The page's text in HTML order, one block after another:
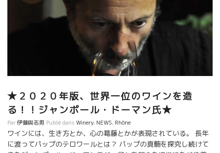
★２０２０年版、世界一位のワインを造
る！！ジャンポール・ドーマン氏★
Par伊藤與志男 Publié dans Winery, NEWS, Rhône
ワインには、生き方とか、心の葛藤とかが表現されている。 長年
に渡ってパップのテロワールとは？ パップの真髄を探究し続けて